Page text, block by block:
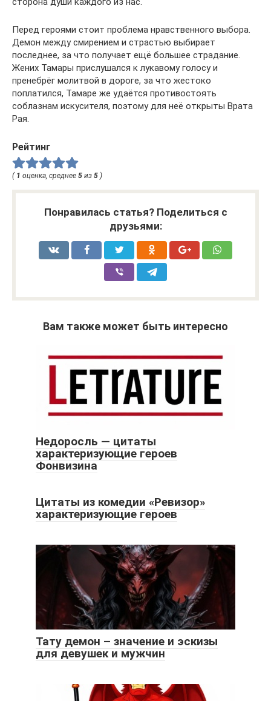
Перед героями стоит проблема нравственного выбора.
Демон между смирением и страстью выбирает
последнее, за что получает ещё большее страдание.
Жених Тамары прислушался к лукавому голосу и
пренебрёг молитвой в дороге, за что жестоко
поплатился, Тамаре же удаётся противостоять
соблазнам искусителя, поэтому для неё открыты Врата
Рая.
Рейтинг
( 1 оценка, среднее 5 из 5 )
Понравилась статья? Поделиться с
друзьями:
Вам также может быть интересно
Недоросль — цитаты
характеризующие героев
Фонвизина
Цитаты из комедии «Ревизор»
характеризующие героев
Тату демон – значение и эскизы
для девушек и мужчин